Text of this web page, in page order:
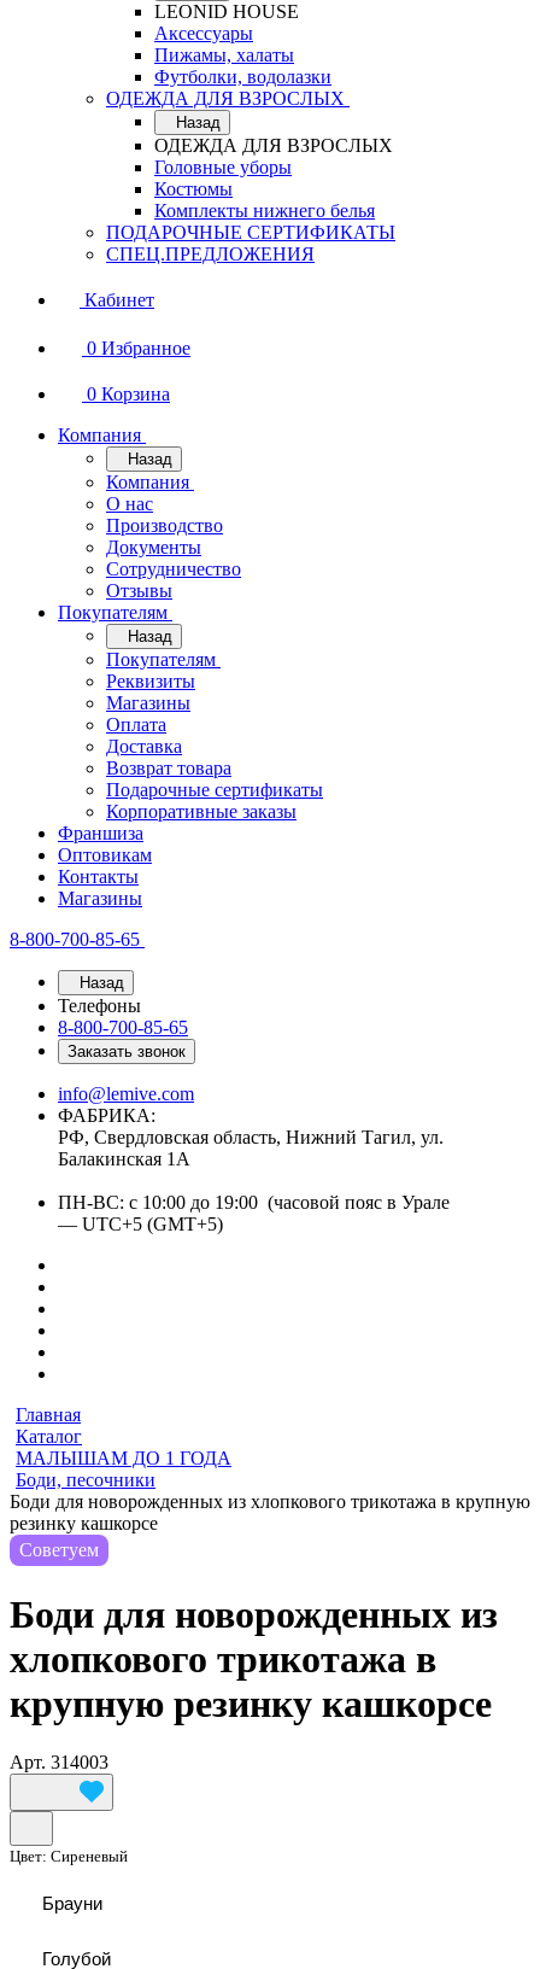
LEONID HOUSE
Аксессуары
Пижамы, халаты
Футболки, водолазки
ОДЕЖДА ДЛЯ ВЗРОСЛЫХ
Назад
ОДЕЖДА ДЛЯ ВЗРОСЛЫХ
Головные уборы
Костюмы
Комплекты нижнего белья
ПОДАРОЧНЫЕ СЕРТИФИКАТЫ
СПЕЦ.ПРЕДЛОЖЕНИЯ
Кабинет
0 Избранное
0 Корзина
Компания
Назад
Компания
О нас
Производство
Документы
Сотрудничество
Отзывы
Покупателям
Назад
Покупателям
Реквизиты
Магазины
Оплата
Доставка
Возврат товара
Подарочные сертификаты
Корпоративные заказы
Франшиза
Оптовикам
Контакты
Магазины
8-800-700-85-65
Назад
Телефоны
8-800-700-85-65
Заказать звонок
info@lemive.com
ФАБРИКА:
РФ, Свердловская область, Нижний Тагил, ул.
Балакинская 1А
ПН-ВС: с 10:00 до 19:00 (часовой пояс в Урале
— UTC+5 (GMT+5)
Главная
Каталог
МАЛЫШАМ ДО 1 ГОДА
Боди, песочники
Боди для новорожденных из хлопкового трикотажа в крупную
резинку кашкорсе
Советуем
Боди для новорожденных из
хлопкового трикотажа в
крупную резинку кашкорсе
Арт. 314003
Цвет: Сиреневый
Брауни
Голубой